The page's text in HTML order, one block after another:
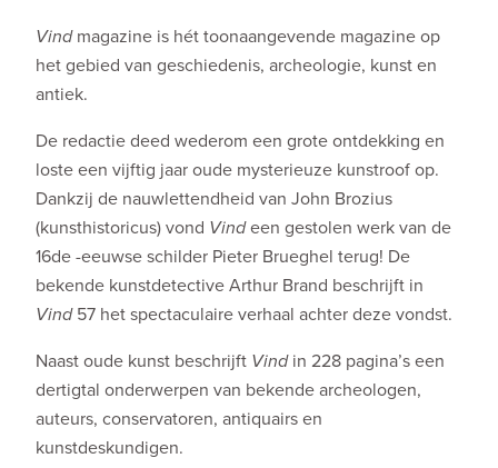
Vindmagazine is hét toonaangevende magazine op
het gebied van geschiedenis, archeologie, kunst en
antiek.
De redactie deed wederom een grote ontdekking en
loste een vijftig jaar oude mysterieuze kunstroof op.
Dankzij de nauwlettendheid van John Brozius
(kunsthistoricus) vond Vindeen gestolen werk van de
16de -eeuwse schilder Pieter Brueghel terug! De
bekende kunstdetective Arthur Brand beschrijft in
Vind57 het spectaculaire verhaal achter deze vondst.
Naast oude kunst beschrijft Vindin 228 pagina’s een
dertigtal onderwerpen van bekende archeologen,
auteurs, conservatoren, antiquairs en
kunstdeskundigen.